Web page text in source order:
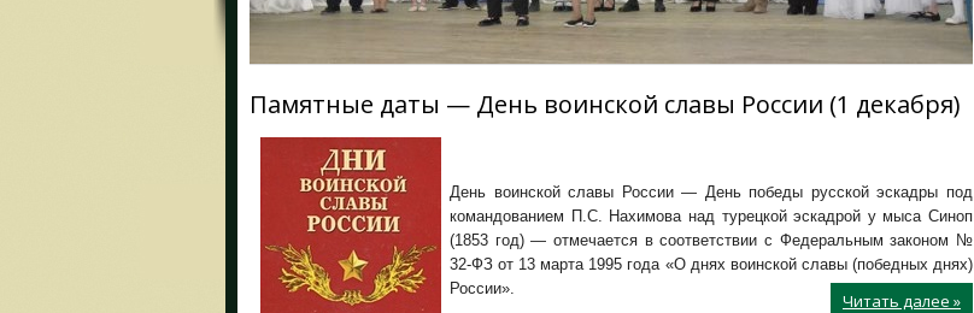
Памятные даты — День воинской славы России (1 декабря)
День воинской славы России — День победы русской эскадры под
командованием П.C. Нахимова над турецкой эскадрой у мыса Синоп
(1853 год) — отмечается в соответствии с Федеральным законом №
32-ФЗ от 13 марта 1995 года «О днях воинской славы (победных днях)
России».
Читать далее »